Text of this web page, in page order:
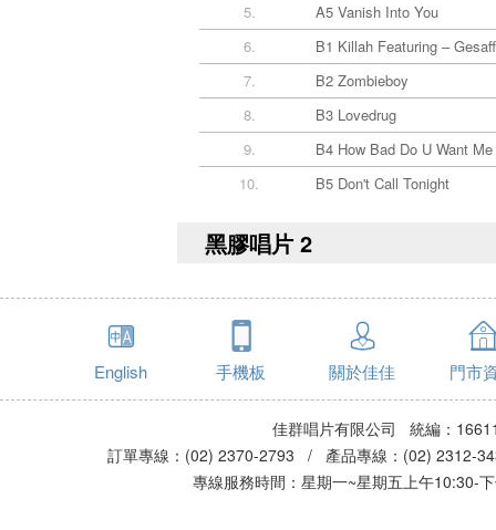
5.
A5 Vanish Into You
6.
B1 Killah Featuring –
7.
B2 Zombieboy
8.
B3 Lovedrug
9.
B4 How Bad Do U Want Me
10.
B5 Don't Call Tonight
黑膠唱片 2
English 手機板 關於佳佳 門市
佳群唱片有限公司 統編：
訂單專線：(02) 2370-2793 / 產品專線：(02)
專線服務時間：星期一~星期五上午10:30-